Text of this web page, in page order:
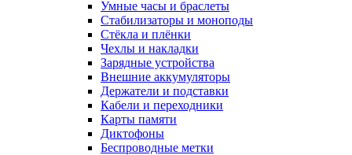
Умные часы и браслеты
Стабилизаторы и моноподы
Стёкла и плёнки
Чехлы и накладки
Зарядные устройства
Внешние аккумуляторы
Держатели и подставки
Кабели и переходники
Карты памяти
Диктофоны
Беспроводные метки